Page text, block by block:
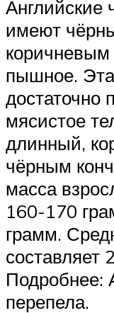
Английские
имеют
коричневым
пышное.
достаточно
мясистое
длинный,
чёрным
масса
160-170
грамм.
составляет
Подробнее:
перепела.